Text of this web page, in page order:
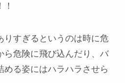
りすぎるというのは時に危
ら危険に飛び込んだり、バ
める姿にはハラハラさせら